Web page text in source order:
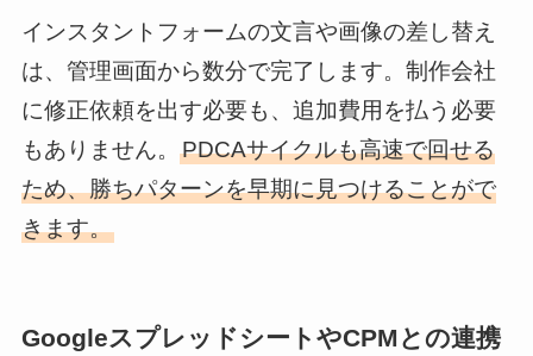
インスタントフォームの文言や画像の差し替え
は、管理画面から数分で完了します。制作会社
に修正依頼を出す必要も、追加費用を払う必要
もありません。 PDCAサイクルも高速で回せる
ため、勝ちパターンを早期に見つけることがで
きます。
GoogleスプレッドシートやCPMとの連携